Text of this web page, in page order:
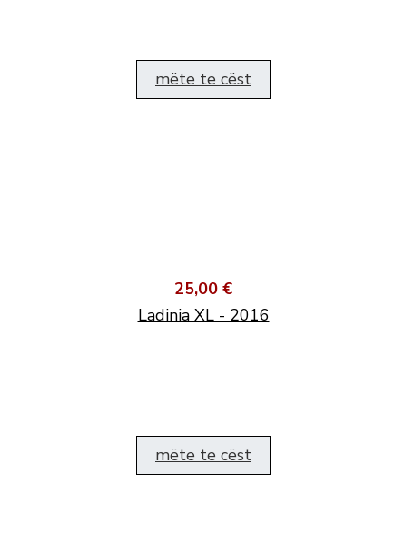
mëte te cëst
25,00 €
Ladinia XL - 2016
mëte te cëst